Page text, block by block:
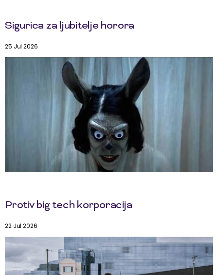
Sigurica za ljubitelje horora
25 Jul 2026
Protiv big tech korporacija
22 Jul 2026